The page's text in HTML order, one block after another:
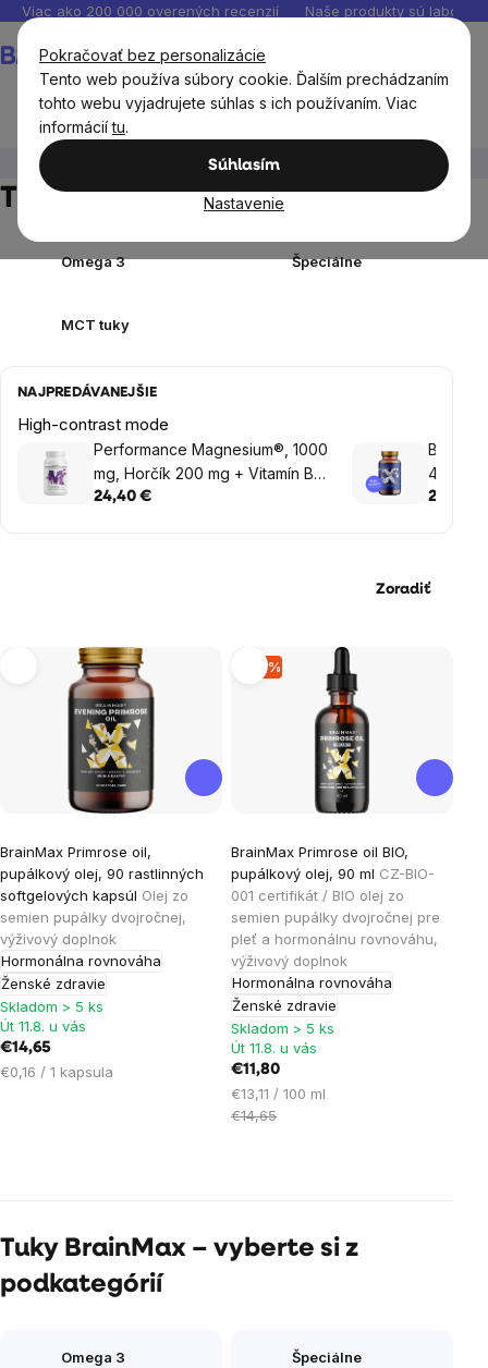
Pokračovať bez personalizácie
Tento web používa súbory cookie. Ďalším prechádzaním
tohto webu vyjadrujete súhlas s ich používaním. Viac
informáciítu.
Súhlasím
Nastavenie
Prejsť
obsah
Viac ako 200 000 overených recenzií Naše produkty sú
košík
Tuky
Tuky BrainMax
Omega 3 Špeciálne
MCT tuky
NAJPREDÁVANEJŠIE
High-contrast mode
Performance Magnesium®, 1000
mg, Horčík 200 mg + Vitamín B6
P5P, 100 vegan kapsúl
24,40 €
4000 IU
27,90 €
Zoradiť
produktov
BrainMax Primrose oil,
pupálkový olej, 90 rastlinných
softgelových kapsúl Olej zo
semien pupálky dvojročnej,
výživový doplnok
Hormonálna rovnováha
Ženské zdravie
Skladom > 5 ks
Út 11.8. u vás
€14,65
Jednotková
€0,16 / 1 kapsula
–19 %
BrainMax Primrose oil BIO,
pupálkový olej, 90 ml CZ-BIO-
001 certifikát / BIO olej zo
semien pupálky dvojročnej pre
pleť a hormonálnu rovnováhu,
výživový doplnok
Hormonálna rovnováha
Ženské zdravie
Skladom > 5 ks
Út 11.8. u vás
€11,80
Jednotková
cena:
€13,11 / 100 ml
€14,65
výpisu
Tuky BrainMax – vyberte si z
podkategórií
Omega 3 Špeciálne